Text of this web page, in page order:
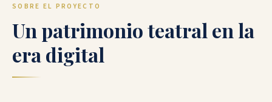
SOBRE EL PROYECTO
Un patrimonio teatral en la
era digital